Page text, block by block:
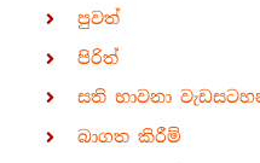
පුවත්
පිරිත්
සති භාවනා
බාගත කිරීම්